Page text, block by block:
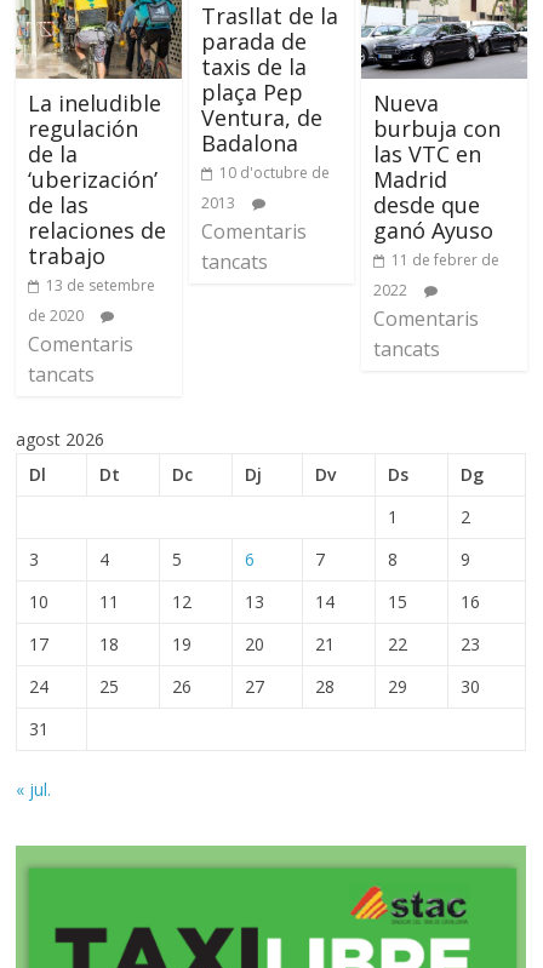
La ineludible
regulación
de la
‘uberización’
de las
relaciones de
trabajo
13 de setembre
de 2020
Comentaris
tancats
Trasllat de la
parada de
taxis de la
plaça Pep
Ventura, de
Badalona
10 d'octubre de
2013
Comentaris
tancats
Nueva
burbuja con
las VTC en
Madrid
desde que
ganó Ayuso
11 de febrer de
2022
Comentaris
tancats
agost 2026
Dl
Dt Dc Dj Dv Ds
Dg
1
2
3
4 5 6 7 8
9
10
11 12 13 14 15
16
17
18 19 20 21 22
23
24
25 26 27 28 29
30
31
« jul.